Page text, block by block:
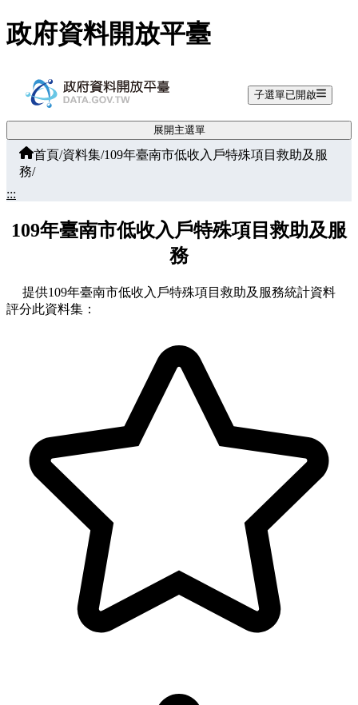
跳至主要內容
政府資料開放平臺
子選單已開啟
展開主選單
首頁/資料集/109年臺南市低收入戶特殊項目救助及服
務/
:::
109年臺南市低收入戶特殊項目救助及服
務
提供109年臺南市低收入戶特殊項目救助及服務統計資料
評分此資料集：